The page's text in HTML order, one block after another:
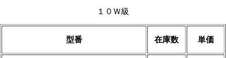
１０Ｗ級
型番 在庫数 単価